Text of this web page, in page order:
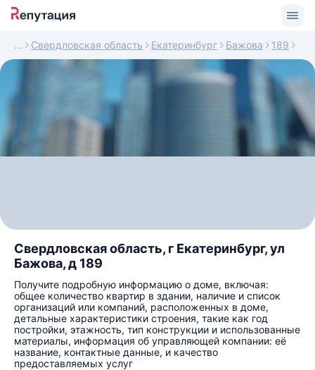
Свердловская область Екатеринбург Бажова 189
Свердловская область, г Екатеринбург, ул
Бажова, д 189
Получите подробную информацию о доме, включая:
общее количество квартир в здании, наличие и список
организаций или компаний, расположенных в доме,
детальные характеристики строения, такие как год
постройки, этажность, тип конструкции и использованные
материалы, информация об управляющей компании: её
название, контактные данные, и качество
предоставляемых услуг